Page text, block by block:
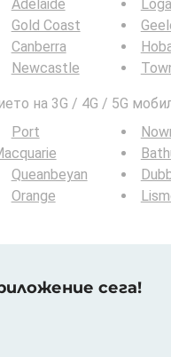
Adelaide
Gold Coast
Canberra
Newcastle
на 3G / 4G / 5G
Port
Queanbeyan
Orange
сега!